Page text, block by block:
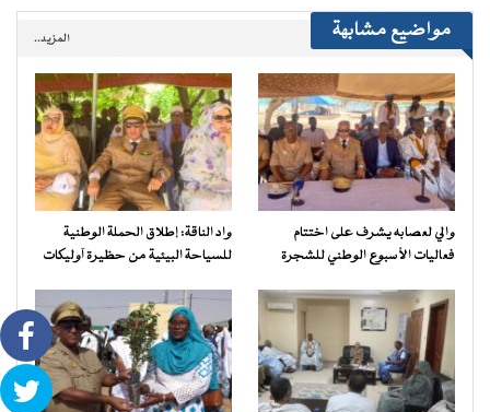
مواضيع مشابهة المزيد..
والي لعصابه يشرف على اختتام
فعاليات الأسبوع الوطني للشجرة
واد الناقة: إطلاق الحملة الوطنية
للسياحة البيئية من حظيرة آوليكات